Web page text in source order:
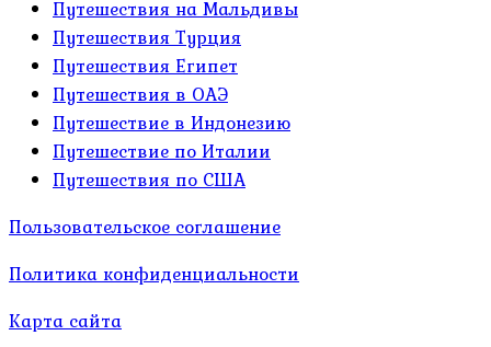
Путешествия на Мальдивы
Путешествия Турция
Путешествия Египет
Путешествия в ОАЭ
Путешествие в Индонезию
Путешествие по Италии
Путешествия по США
Пользовательское соглашение
Политика конфиденциальности
Карта сайта